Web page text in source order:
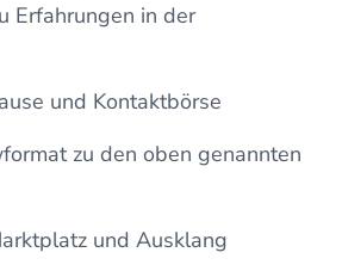
Erfahrungen in der
Kontaktbörse
zu den oben genannten
und Ausklang